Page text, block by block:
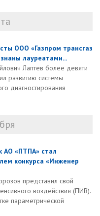
ООО «Газпром трансгаз
лауреатами...
Лаптев более девяти
развитию системы
диагностирования
АО «ПТПА» стал
конкурса «Инженер
представил свой
воздействия (ПИВ).
параметрической